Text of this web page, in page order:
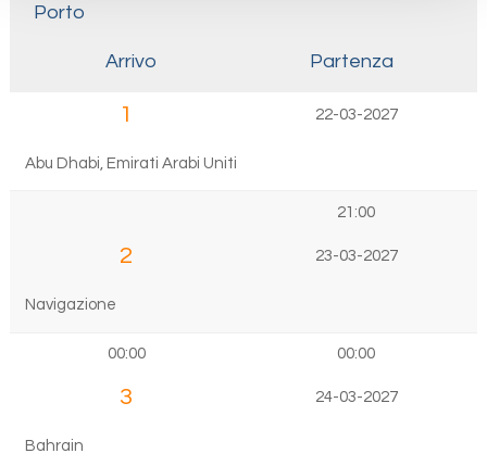
Porto
Arrivo Partenza
1 22-03-2027
Abu Dhabi, Emirati Arabi Uniti
21:00
2 23-03-2027
Navigazione
00:00 00:00
3 24-03-2027
Bahrain